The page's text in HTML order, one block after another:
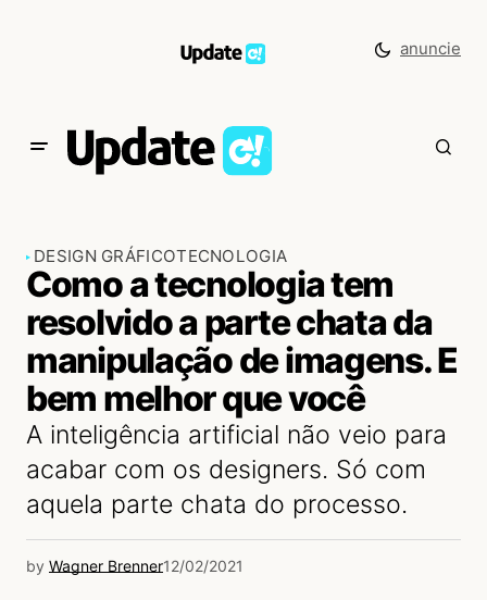
anuncie
DESIGN GRÁFICOTECNOLOGIA
Como a tecnologia tem
resolvido a parte chata da
manipulação de imagens. E
bem melhor que você
A inteligência artificial não veio para
acabar com os designers. Só com
aquela parte chata do processo.
by Wagner Brenner12/02/2021